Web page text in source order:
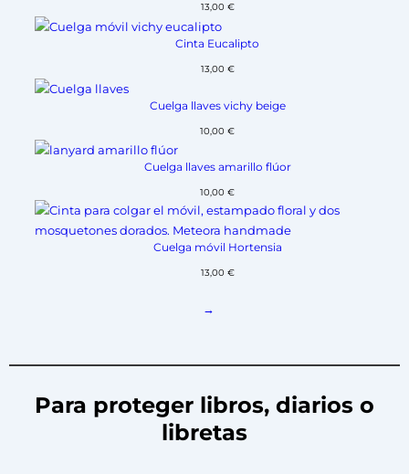
13,00 €
Cinta Eucalipto
13,00 €
Cuelga llaves vichy beige
10,00 €
Cuelga llaves amarillo flúor
10,00 €
Cuelga móvil Hortensia
13,00 €
→
Para proteger libros, diarios o
libretas